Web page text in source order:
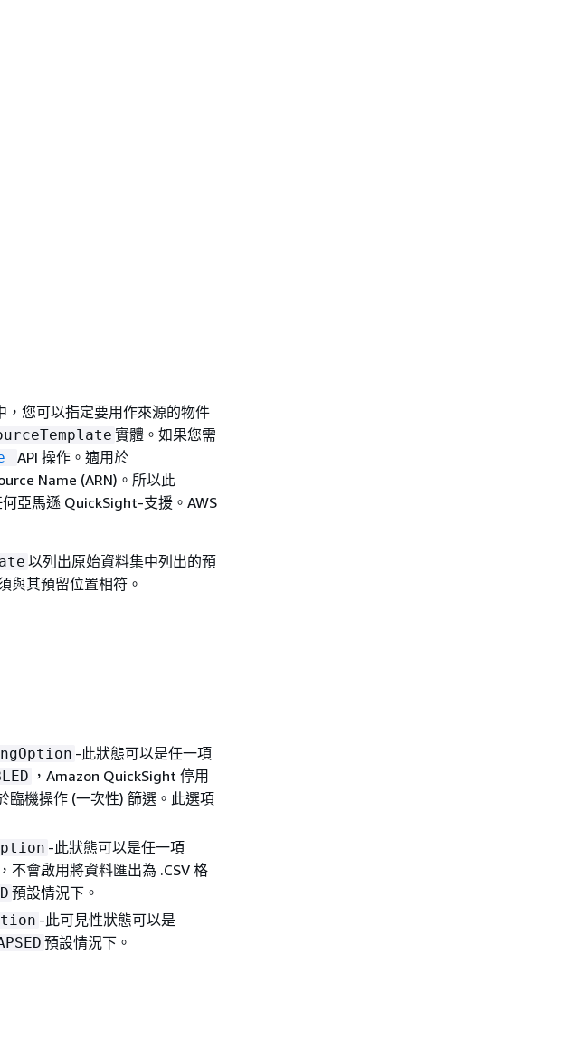
，您可以指定要用作來源的物件
實體。如果您需
API 操作。適用於
Name (ARN)。所以此
亞馬遜 QuickSight-支援。AWS
以列出原始資料集中列出的預
與其預留位置相符。
-此狀態可以是任一項
，Amazon QuickSight 停用
臨機操作 (一次性) 篩選。此選項
-此狀態可以是任一項
不會啟用將資料匯出為 .CSV 格
預設情況下。
-此可見性狀態可以是
預設情況下。